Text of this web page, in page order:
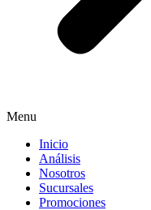
Menu
Inicio
Análisis
Nosotros
Sucursales
Promociones